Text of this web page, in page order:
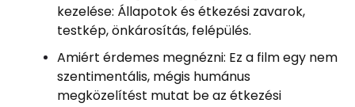
kezelése: Állapotok és étkezési zavarok,
testkép, önkárosítás, felépülés.
Amiért érdemes megnézni: Ez a film egy nem
szentimentális, mégis humánus
megközelítést mutat be az étkezési